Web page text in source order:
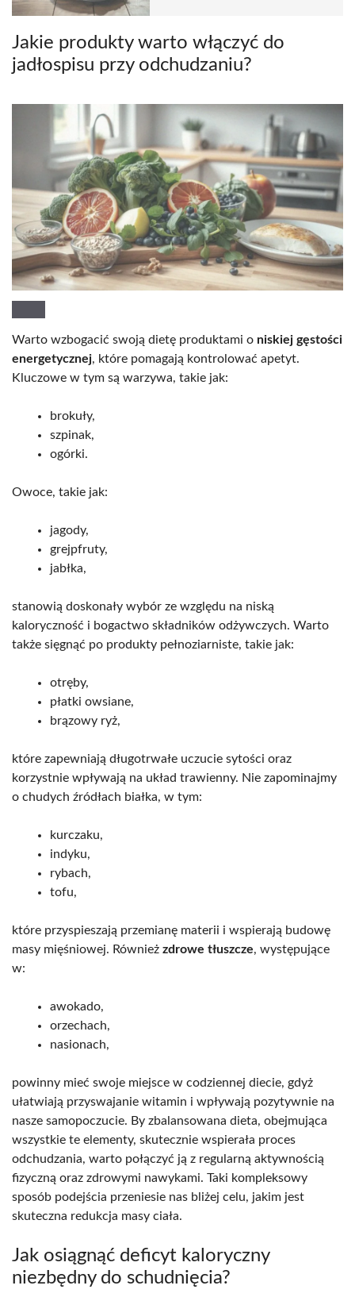
Jakie produkty warto włączyć do
jadłospisu przy odchudzaniu?
Warto wzbogacić swoją dietę produktami o niskiej gęstości
energetycznej, które pomagają kontrolować apetyt.
Kluczowe w tym są warzywa, takie jak:
brokuły,
szpinak,
ogórki.
Owoce, takie jak:
jagody,
grejpfruty,
jabłka,
stanowią doskonały wybór ze względu na niską
kaloryczność i bogactwo składników odżywczych. Warto
także sięgnąć po produkty pełnoziarniste, takie jak:
otręby,
płatki owsiane,
brązowy ryż,
które zapewniają długotrwałe uczucie sytości oraz
korzystnie wpływają na układ trawienny. Nie zapominajmy
o chudych źródłach białka, w tym:
kurczaku,
indyku,
rybach,
tofu,
które przyspieszają przemianę materii i wspierają budowę
masy mięśniowej. Również zdrowe tłuszcze, występujące
w:
awokado,
orzechach,
nasionach,
powinny mieć swoje miejsce w codziennej diecie, gdyż
ułatwiają przyswajanie witamin i wpływają pozytywnie na
nasze samopoczucie. By zbalansowana dieta, obejmująca
wszystkie te elementy, skutecznie wspierała proces
odchudzania, warto połączyć ją z regularną aktywnością
fizyczną oraz zdrowymi nawykami. Taki kompleksowy
sposób podejścia przeniesie nas bliżej celu, jakim jest
skuteczna redukcja masy ciała.
Jak osiągnąć deficyt kaloryczny
niezbędny do schudnięcia?